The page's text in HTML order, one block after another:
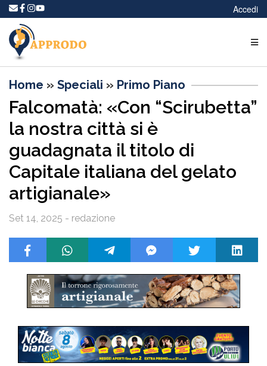
Accedi
Home » Speciali » Primo Piano
Falcomatà: «Con “Scirubetta”
la nostra città si è
guadagnata il titolo di
Capitale italiana del gelato
artigianale»
Set 14, 2025 - redazione